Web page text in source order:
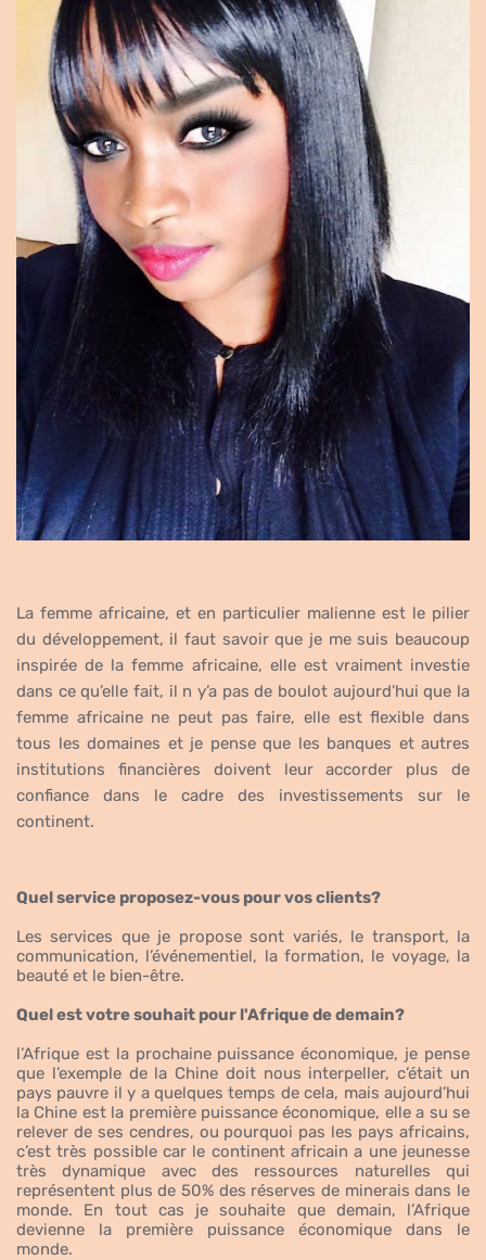
La femme africaine, et en particulier malienne est le pilier
du développement, il faut savoir que je me suis beaucoup
inspirée de la femme africaine, elle est vraiment investie
dans ce qu’elle fait, il n y’a pas de boulot aujourd’hui que la
femme africaine ne peut pas faire, elle est flexible dans
tous les domaines et je pense que les banques et autres
institutions financières doivent leur accorder plus de
confiance dans le cadre des investissements sur le
continent.
Quel service proposez-vous pour vos clients?
Les services que je propose sont variés, le transport, la
communication, l’événementiel, la formation, le voyage, la
beauté et le bien-être.
Quel est votre souhait pour l'Afrique de demain?
l’Afrique est la prochaine puissance économique, je pense
que l’exemple de la Chine doit nous interpeller, c’était un
pays pauvre il y a quelques temps de cela, mais aujourd’hui
la Chine est la première puissance économique, elle a su se
relever de ses cendres, ou pourquoi pas les pays africains,
c’est très possible car le continent africain a une jeunesse
très dynamique avec des ressources naturelles qui
représentent plus de 50% des réserves de minerais dans le
monde. En tout cas je souhaite que demain, l’Afrique
devienne la première puissance économique dans le
monde.